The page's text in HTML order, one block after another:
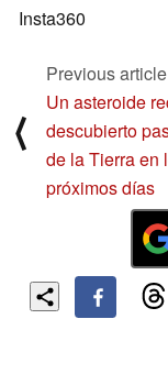
Insta360
⟨
Previous article
Un asteroide
descubierto
de la Tierra en
próximos días